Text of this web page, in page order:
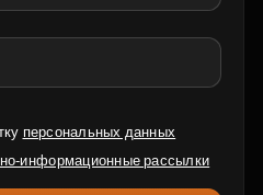
персональных данных
информационные рассылки